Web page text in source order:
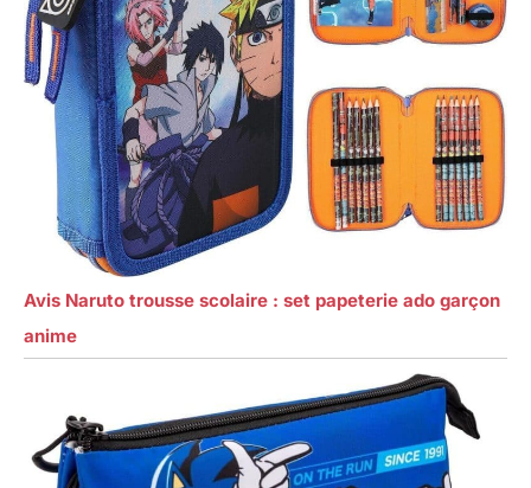
Avis Naruto trousse scolaire : set papeterie ado garçon
anime